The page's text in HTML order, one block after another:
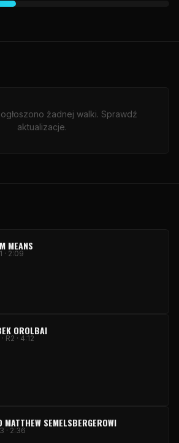
żadnej walki. Sprawdź
aktualizacje.
MEANS
· 2:09
OROLBAI
R2 · 4:12
MATTHEW SEMELSBERGEROWI
· 2:36